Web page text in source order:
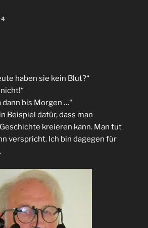
haben sie kein Blut?“
dann bis Morgen …“
Beispiel dafür, dass man
kreieren kann. Man tut
verspricht. Ich bin dagegen für